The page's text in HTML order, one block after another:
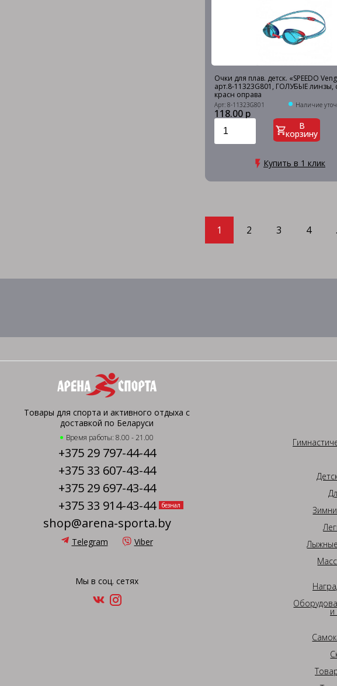
Очки для плав. детск. «SPEEDO
арт.8-11323G801, ГОЛУБЫЕ линзы,
красн оправа
Арт: 8-11323G801 Наличие
118.00 р
В
корзину
Купить в 1 клик
1 2 3 4
Товары для спорта и активного отдыха с
доставкой по Беларуси
Время работы: 8.00 - 21.00
+375 29 797-44-44
+375 33 607-43-44
+375 29 697-43-44
+375 33 914-43-44
безнал
shop@arena-sporta.by
Telegram Viber
Мы в соц. сетях
и